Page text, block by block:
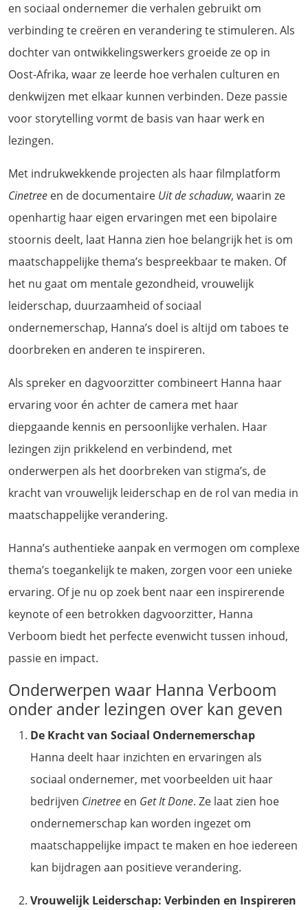
en sociaal ondernemer die verhalen gebruikt om
verbinding te creëren en verandering te stimuleren. Als
dochter van ontwikkelingswerkers groeide ze op in
Oost-Afrika, waar ze leerde hoe verhalen culturen en
denkwijzen met elkaar kunnen verbinden. Deze passie
voor storytelling vormt de basis van haar werk en
lezingen.
Met indrukwekkende projecten als haar filmplatform
Cinetree en de documentaire Uit de schaduw, waarin ze
openhartig haar eigen ervaringen met een bipolaire
stoornis deelt, laat Hanna zien hoe belangrijk het is om
maatschappelijke thema’s bespreekbaar te maken. Of
het nu gaat om mentale gezondheid, vrouwelijk
leiderschap, duurzaamheid of sociaal
ondernemerschap, Hanna’s doel is altijd om taboes te
doorbreken en anderen te inspireren.
Als spreker en dagvoorzitter combineert Hanna haar
ervaring voor én achter de camera met haar
diepgaande kennis en persoonlijke verhalen. Haar
lezingen zijn prikkelend en verbindend, met
onderwerpen als het doorbreken van stigma’s, de
kracht van vrouwelijk leiderschap en de rol van media in
maatschappelijke verandering.
Hanna’s authentieke aanpak en vermogen om complexe
thema’s toegankelijk te maken, zorgen voor een unieke
ervaring. Of je nu op zoek bent naar een inspirerende
keynote of een betrokken dagvoorzitter, Hanna
Verboom biedt het perfecte evenwicht tussen inhoud,
passie en impact.
Onderwerpen waar Hanna Verboom
onder ander lezingen over kan geven
De Kracht van Sociaal Ondernemerschap
Hanna deelt haar inzichten en ervaringen als
sociaal ondernemer, met voorbeelden uit haar
bedrijven Cinetree en Get It Done. Ze laat zien hoe
ondernemerschap kan worden ingezet om
maatschappelijke impact te maken en hoe iedereen
kan bijdragen aan positieve verandering.
Vrouwelijk Leiderschap: Verbinden en Inspireren